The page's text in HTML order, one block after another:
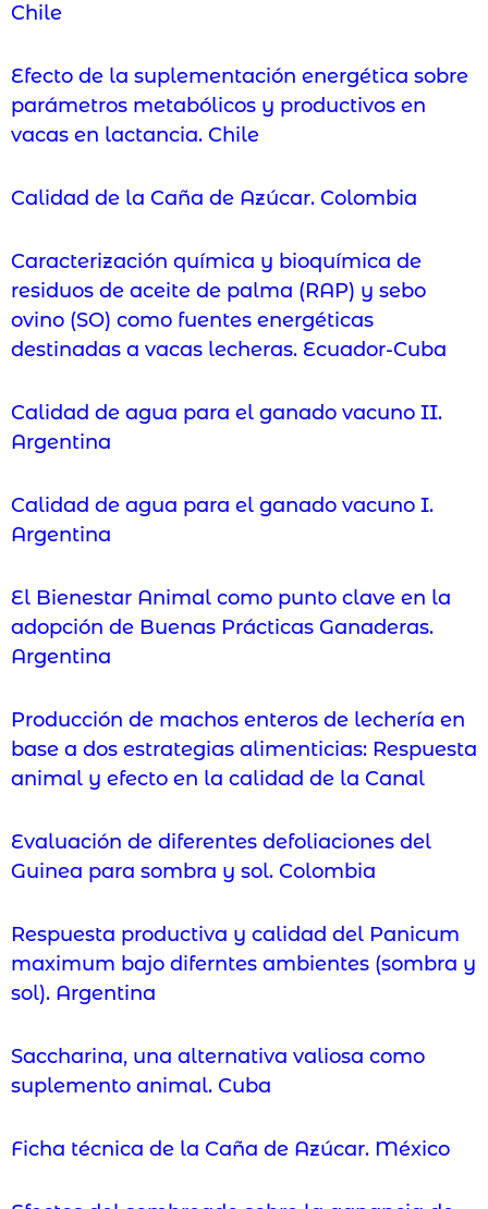
Chile
Efecto de la suplementación energética sobre
parámetros metabólicos y productivos en
vacas en lactancia. Chile
Calidad de la Caña de Azúcar. Colombia
Caracterización química y bioquímica de
residuos de aceite de palma (RAP) y sebo
ovino (SO) como fuentes energéticas
destinadas a vacas lecheras. Ecuador-Cuba
Calidad de agua para el ganado vacuno II.
Argentina
Calidad de agua para el ganado vacuno I.
Argentina
El Bienestar Animal como punto clave en la
adopción de Buenas Prácticas Ganaderas.
Argentina
Producción de machos enteros de lechería en
base a dos estrategias alimenticias: Respuesta
animal y efecto en la calidad de la Canal
Evaluación de diferentes defoliaciones del
Guinea para sombra y sol. Colombia
Respuesta productiva y calidad del Panicum
maximum bajo diferntes ambientes (sombra y
sol). Argentina
Saccharina, una alternativa valiosa como
suplemento animal. Cuba
Ficha técnica de la Caña de Azúcar. México